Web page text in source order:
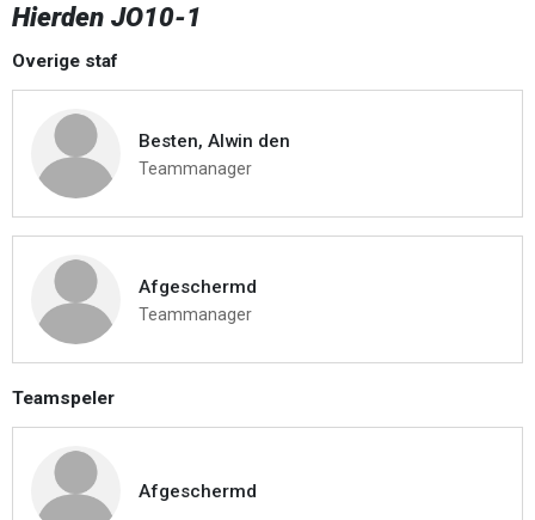
Hierden JO10-1
Overige staf
Besten, Alwin den
Teammanager
Afgeschermd
Teammanager
Teamspeler
Afgeschermd